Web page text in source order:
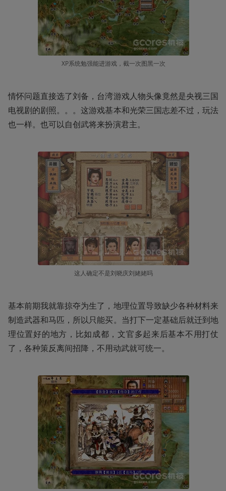
XP系统勉强能进游戏，截一次图黑一次
情怀问题直接选了刘备，台湾游戏人物头像竟然是央视三国
电视剧的剧照。。。这游戏基本和光荣三国志差不过，玩法
也一样。也可以自创武将来扮演君主。
这人确定不是刘晓庆刘姥姥吗
基本前期我就靠掠夺为生了，地理位置导致缺少各种材料来
制造武器和马匹，所以只能买。当打下一定基础后就迁到地
理位置好的地方，比如成都，文官多起来后基本不用打仗
了，各种策反离间招降，不用动武就可统一。